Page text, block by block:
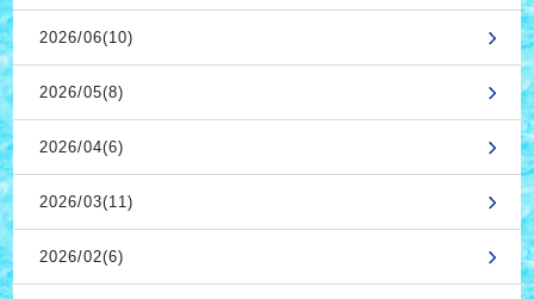
2026/06(10)
2026/05(8)
2026/04(6)
2026/03(11)
2026/02(6)